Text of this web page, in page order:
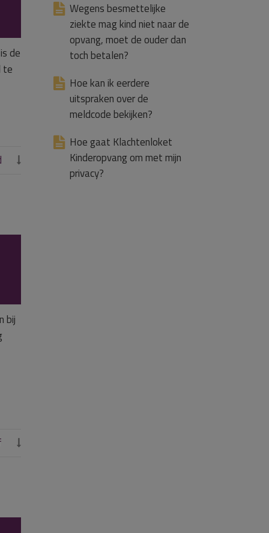
de
te

bij

Wegens besmettelijke
ziekte mag kind niet naar de
opvang, moet de ouder dan
toch betalen?
Hoe kan ik eerdere
uitspraken over de
meldcode bekijken?
Hoe gaat Klachtenloket
Kinderopvang om met mijn
privacy?